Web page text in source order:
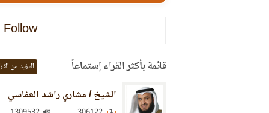
Follow
قائمة بأكثر القراء إستماعاً المزيد من
الشيخ / مشاري راشد العفاسي